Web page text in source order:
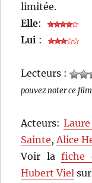
limitée.
Elle:
Lui :
Lecteurs :
pouvez noter ce film
Acteurs:
Sainte,Alice
Voir lafiche
Hubert Viel